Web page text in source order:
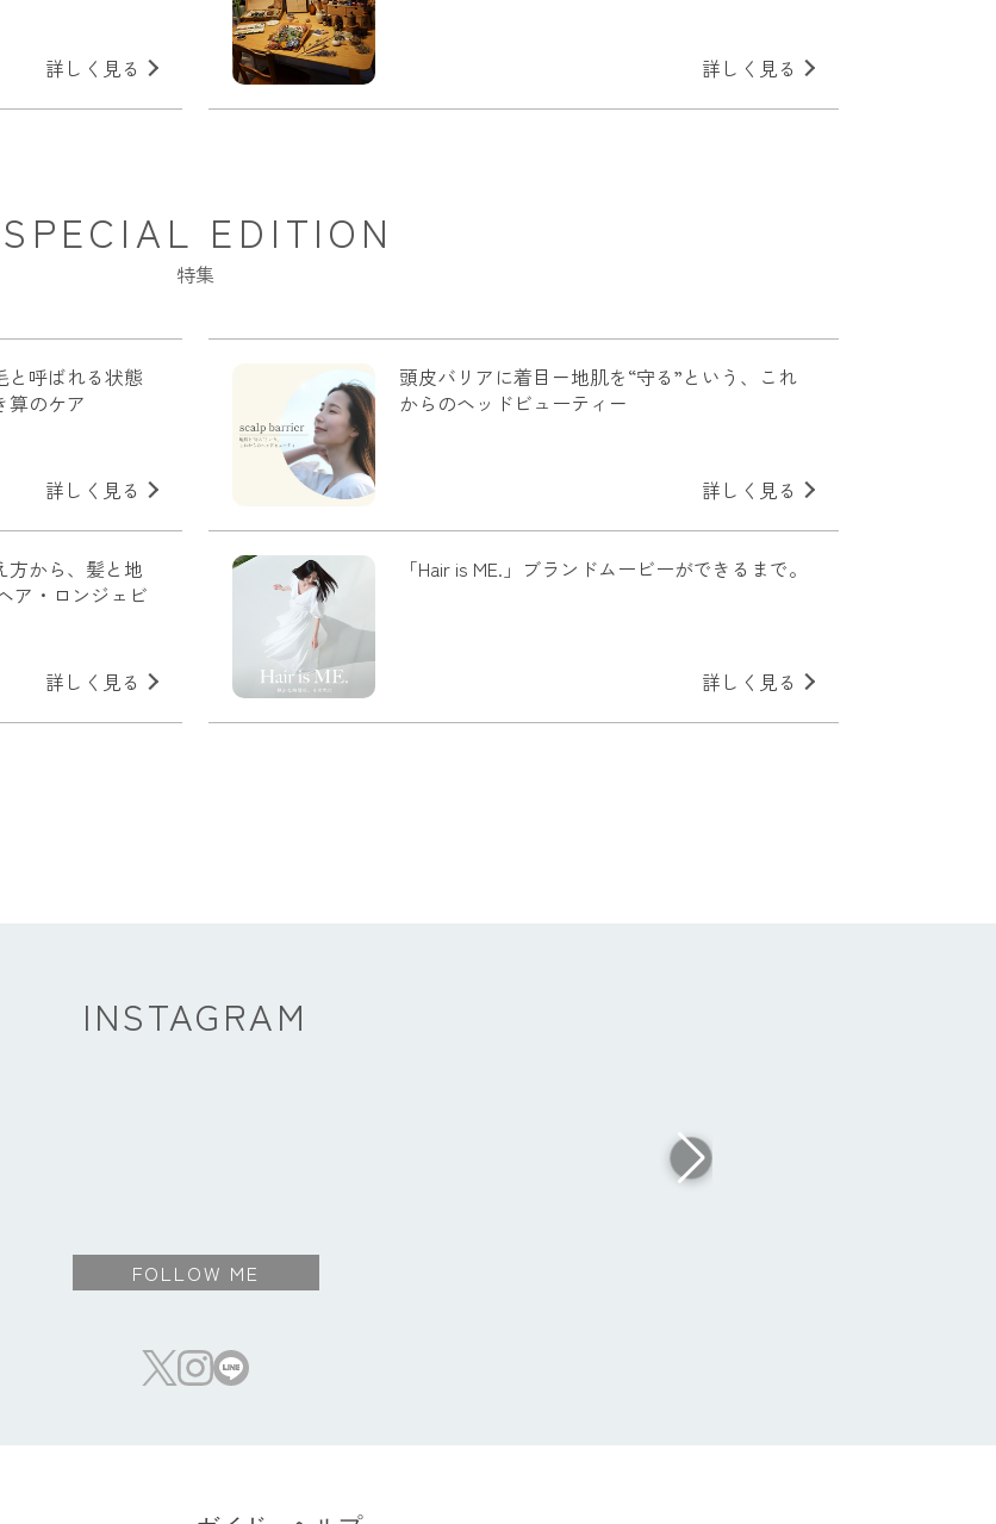
詳しく見る 詳しく見る
SPECIAL EDITION
特集
と呼ばれる状態
算のケア
詳しく見る
頭皮バリアに着目－地肌を“守る”という、これ
からのヘッドビューティ－
詳しく見る
方から、髪と地
ア・ロンジェビ
詳しく見る
「Hair is ME.」ブランドムービーができるまで。
詳しく見る
INSTAGRAM
FOLLOW ME